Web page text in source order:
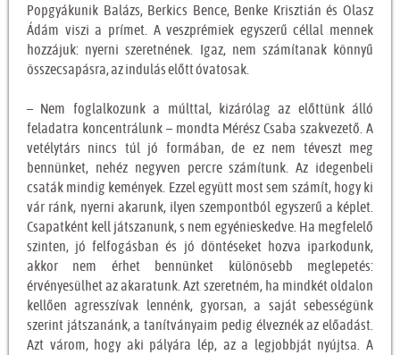
Popgyákunik Balázs, Berkics Bence, Benke Krisztián és Olasz
Ádám viszi a prímet. A veszprémiek egyszerű céllal mennek
hozzájuk: nyerni szeretnének. Igaz, nem számítanak könnyű
összecsapásra, az indulás előtt óvatosak.
– Nem foglalkozunk a múlttal, kizárólag az előttünk álló
feladatra koncentrálunk – mondta Mérész Csaba szakvezető. A
vetélytárs nincs túl jó formában, de ez nem téveszt meg
bennünket, nehéz negyven percre számítunk. Az idegenbeli
csaták mindig kemények. Ezzel együtt most sem számít, hogy ki
vár ránk, nyerni akarunk, ilyen szempontból egyszerű a képlet.
Csapatként kell játszanunk, s nem egyénieskedve. Ha megfelelő
szinten, jó felfogásban és jó döntéseket hozva iparkodunk,
akkor nem érhet bennünket különösebb meglepetés:
érvényesülhet az akaratunk. Azt szeretném, ha mindkét oldalon
kellően agresszívak lennénk, gyorsan, a saját sebességünk
szerint játszanánk, a tanítványaim pedig élveznék az előadást.
Azt várom, hogy aki pályára lép, az a legjobbját nyújtsa. A